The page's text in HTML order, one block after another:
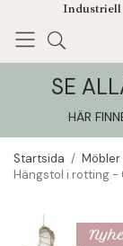
Enjoy!
SE
HÄR
Startsida / Möbler
Hängstol i rotting -